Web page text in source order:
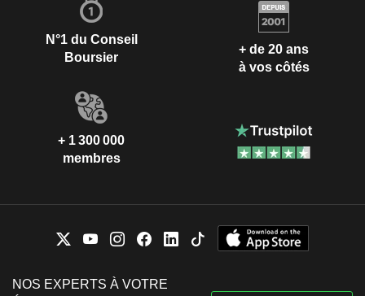
N°1 du Conseil
Boursier
+ de 20 ans
à vos côtés
+ 1 300 000
membres
NOS EXPERTS À VOTRE